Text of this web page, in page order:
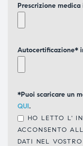
Prescrizione medica
Autocertificazione*
*Puoi scaricare un
QUI.
HO LETTO L'
ACCONSENTO
DATI NEL